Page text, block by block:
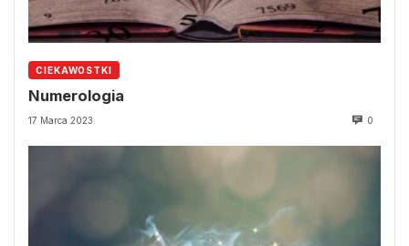
CIEKAWOSTKI
Numerologia
17 Marca 2023 0